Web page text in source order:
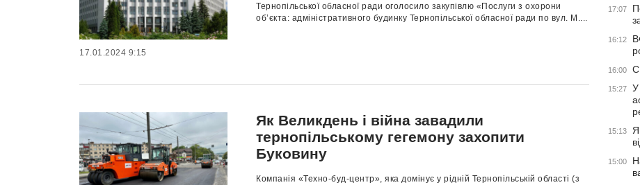
Тернопільської обласної ради оголосило закупівлю «Послуги з охорони
об’єкта: адміністративного будинку Тернопільської обласної ради по вул. М....
17.01.2024 9:15
Як Великдень і війна завадили
тернопільському гегемону захопити
Буковину
Компанія «Техно-буд-центр», яка домінує у рідній Тернопільській області (з
17:07
16:12
16:00
15:27
У
15:13
15:00